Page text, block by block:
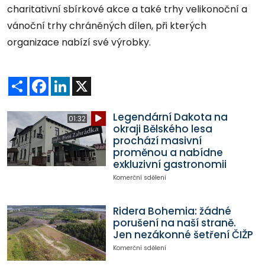
charitativní sbírkové akce a také trhy velikonoční a
vánoční trhy chráněných dílen, při kterých
organizace nabízí své výrobky.
Sdílet Facebook
LinkedIn
01:32
Legendární Dakota na
okraji Bělského lesa
prochází masivní
proměnou a nabídne
exkluzivní gastronomii
Komerční sdělení
Ridera Bohemia: žádné
porušení na naší straně.
Jen nezákonné šetření ČIŽP
Komerční sdělení